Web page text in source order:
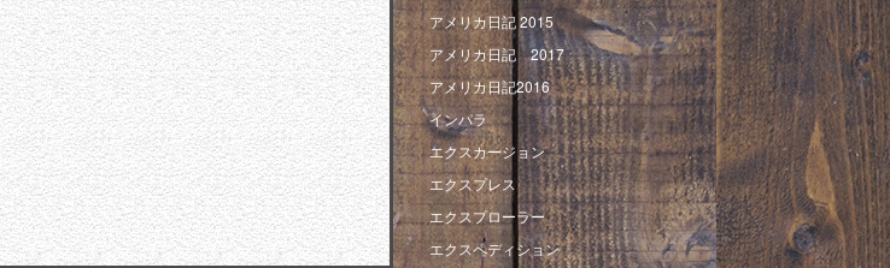
アメリカ日記 2015
アメリカ日記 2017
アメリカ日記2016
インパラ
エクスカージョン
エクスプレス
エクスプローラー
エクスペディション